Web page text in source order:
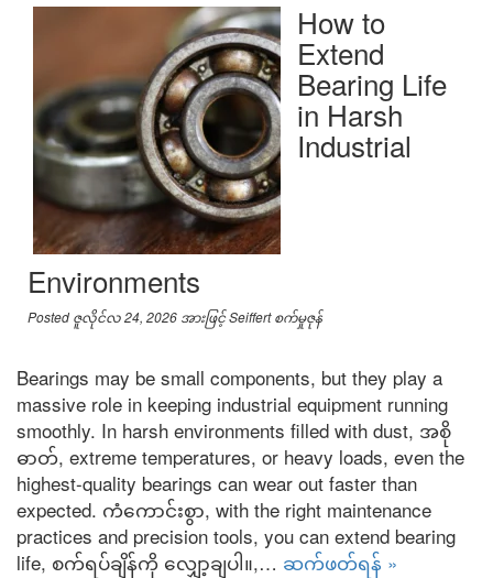
How to
Extend
Bearing Life
in Harsh
Industrial
Environments
Posted ဇူလိုင်လ 24, 2026 အားဖြင့်Seiffert စက်မှုဇုန်
Bearings may be small components, but they play a
massive role in keeping industrial equipment running
smoothly. In harsh environments filled with dust, အစို
ဓာတ်, extreme temperatures, or heavy loads, even the
highest-quality bearings can wear out faster than
expected. ကံကောင်းစွာ, with the right maintenance
practices and precision tools, you can extend bearing
life, စက်ရပ်ချိန်ကို လျှော့ချပါ။,… ဆက်ဖတ်ရန် »